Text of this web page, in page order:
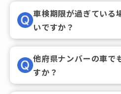
車検期限が過ぎている
いですか？
他府県ナンバーの車で
すか？